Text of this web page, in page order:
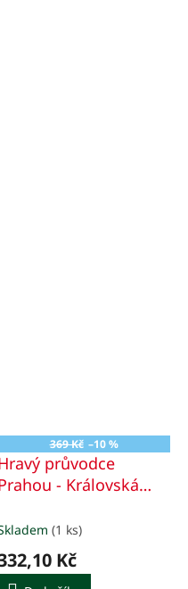
369 Kč –10 %
průvodce
- Královská
děti i rodiče
(1 ks)
Kč